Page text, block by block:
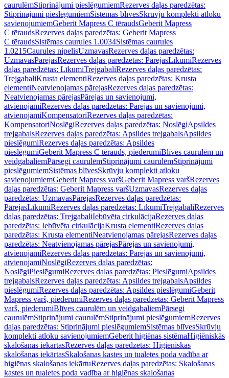
caurulēmStiprinājumi pieslēgumiemRezerves daļas paredzētas:
Stiprinājumi pieslēgumiemSistēmas blīvesSkrūvju komplekti atloku
savienojumiemGeberit Mapress C tēraudsGeberit Mapress
C tēraudsRezerves daļas paredzētas: Geberit Mapress
C tēraudsSistēmas caurules 1.0034Sistēmas caurules
1.0215Caurules nipelisUzmavasRezerves daļas paredzētas:
UzmavasPārejasRezerves daļas paredzētas: PārejasLīkumiRezerves
daļas paredzētas: LīkumiTrejgabaliRezerves daļas paredzētas:
TrejgabaliKrusta elementiRezerves daļas paredzētas: Krusta
elementiNeatvienojamas pārejasRezerves daļas paredzētas:
Neatvienojamas pārejasPārejas un savienojumi,
atvienojamiRezerves daļas paredzētas: Pārejas un savienojumi,
atvienojamiKompensatoriRezerves daļas paredzētas:
KompensatoriNoslēgiRezerves daļas paredzētas: NoslēgiApsildes
trejgabalsRezerves daļas paredzētas: Apsildes trejgabalsApsildes
pieslēgumiRezerves daļas paredzētas: Apsildes
pieslēgumiGeberit Mapress C tērauds, piederumiBlīves caurulēm un
veidgabaliemPārsegi caurulēmStiprinājumi caurulēmStiprinājumi
pieslēgumiemSistēmas blīvesSkrūvju komplekti atloku
savienojumiemGeberit Mapress varšGeberit Mapress varšRezerves
daļas paredzētas: Geberit Mapress varšUzmavasRezerves daļas
paredzētas: UzmavasPārejasRezerves daļas paredzētas:
PārejasLīkumiRezerves daļas paredzētas: LīkumiTrejgabaliRezerves
daļas paredzētas: TrejgabaliIebūvēta cirkulācijaRezerves daļas
paredzētas: Iebūvēta cirkulācijaKrusta elementiRezerves daļas
paredzētas: Krusta elementiNeatvienojamas pārejasRezerves daļas
paredzētas: Neatvienojamas pārejasPārejas un savienojumi,
atvienojamiRezerves daļas paredzētas: Pārejas un savienojumi,
atvienojamiNoslēgiRezerves daļas paredzētas:
NoslēgiPieslēgumiRezerves daļas paredzētas: PieslēgumiApsildes
trejgabalsRezerves daļas paredzētas: Apsildes trejgabalsApsildes
pieslēgumiRezerves daļas paredzētas: Apsildes pieslēgumiGeberit
Mapress varš, piederumiRezerves daļas paredzētas: Geberit Mapress
varš, piederumiBlīves caurulēm un veidgabaliemPārsegi
caurulēmStiprinājumi caurulēmStiprinājumi pieslēgumiemRezerves
daļas paredzētas: Stiprinājumi pieslēgumiemSistēmas blīvesSkrūvju
komplekti atloku savienojumiemGeberit higiēnas sistēmaHigiēniskās
skalošanas iekārtasRezerves daļas paredzētas: Higiēniskās
skalošanas iekārtasSkalošanas kastes un tualetes poda vadība ar
higiēnas skalošanas iekārtuRezerves daļas paredzētas: Skalošanas
kastes un tualetes poda vadība ar higiēnas skalošanas